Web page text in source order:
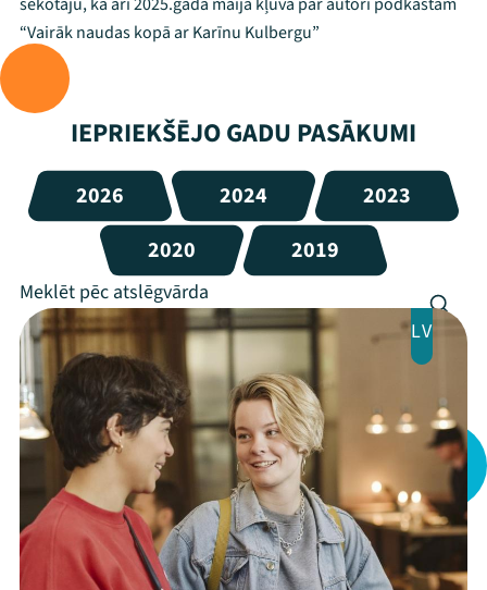
“Vairāk naudas kopā ar Karīnu Kulbergu”
IEPRIEKŠĒJO GADU PASĀKUMI
2026 2024
2023
2020
2019
LV